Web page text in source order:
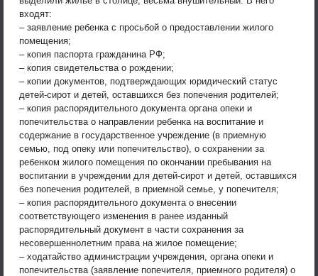
входят:
– заявление ребенка с просьбой о предоставлении жилого
помещения;
– копия паспорта гражданина РФ;
– копия свидетельства о рождении;
– копии документов, подтверждающих юридический статус
детей-сирот и детей, оставшихся без попечения родителей;
– копия распорядительного документа органа опеки и
попечительства о направлении ребенка на воспитание и
содержание в государственное учреждение (в приемную
семью, под опеку или попечительство), о сохранении за
ребенком жилого помещения по окончании пребывания на
воспитании в учреждении для детей-сирот и детей, оставшихся
без попечения родителей, в приемной семье, у попечителя;
– копия распорядительного документа о внесении
соответствующего изменения в ранее изданный
распорядительный документ в части сохранения за
несовершеннолетним права на жилое помещение;
– ходатайство администрации учреждения, органа опеки и
попечительства (заявление попечителя, приемного родителя) о